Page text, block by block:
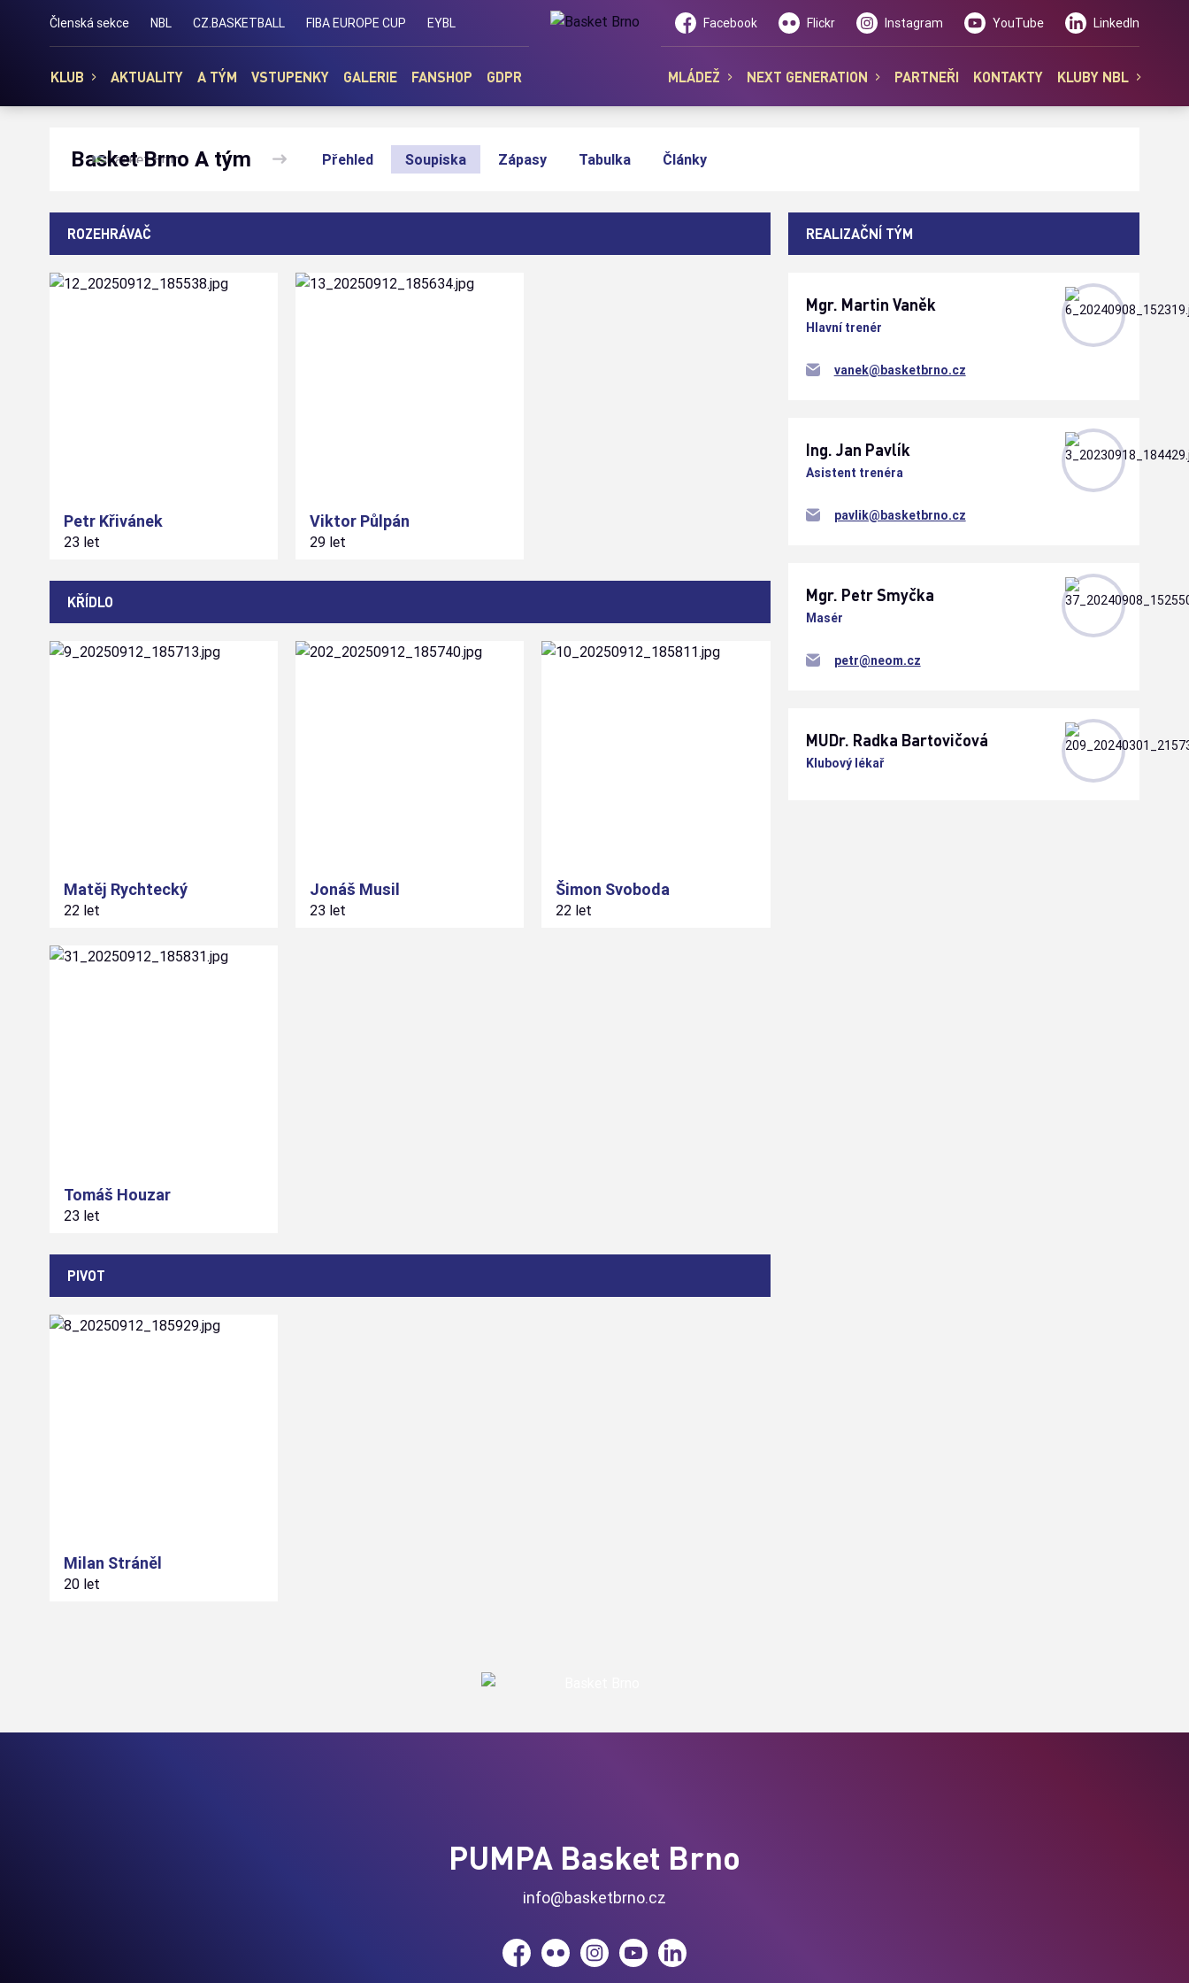
Členská sekce NBL CZ.BASKETBALL FIBA EUROPE CUP EYBL Facebook Flickr Instagram YouTube LinkedIn
KLUB AKTUALITY A TÝM VSTUPENKY GALERIE FANSHOP GDPR MLÁDEŽ NEXT GENERATION PARTNEŘI KONTAKTY KLUBY NBL
Basket Brno A tým Přehled Soupiska Zápasy Tabulka Články
REALIZAČNÍ TÝM
Mgr. Martin Vaněk
Hlavní trenér
vanek@basketbrno.cz
Ing. Jan Pavlík
Asistent trenéra
pavlik@basketbrno.cz
Mgr. PetrSmyčka
Masér
petr@neom.cz
MUDr. Radka Bartovičová
Klubový lékař
ROZEHRÁVAČ
Petr Křivánek
23 let
12
Viktor Půlpán
29 let
18
KŘÍDLO
Matěj Rychtecký
22 let
4
Jonáš Musil
23 let
10
Šimon Svoboda
22 let
11
Tomáš Houzar
23 let
PIVOT
Milan Stráněl
20 let
7
PUMPA Basket Brno
info@basketbrno.cz
Facebook
Flickr InstagramYouTubeLinkedIn